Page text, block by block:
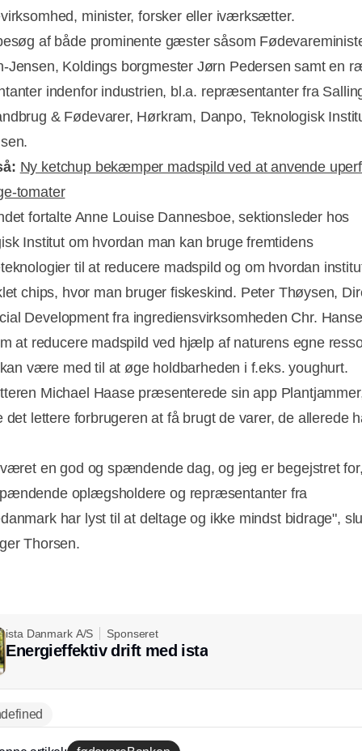
minister, forsker eller iværksætter.
af både prominente gæster såsom
Jensen, Koldings borgmester Jørn Pedersen samt en
indenfor industrien, bl.a. repræsentanter fra
& Fødevarer, Hørkram, Danpo, Teknologisk
Ny ketchup bekæmper madspild ved at anvende
tomater
fortalte Anne Louise Dannesboe, sektionsleder hos
Institut om hvordan man kan bruge fremtidens
til at reducere madspild og om hvordan
chips, hvor man bruger fiskeskind. Peter Thøysen,
Development fra ingrediensvirksomheden Chr.
at reducere madspild ved hjælp af naturens egne
være med til at øge holdbarheden i f.eks. youghurt.
Michael Haase præsenterede sin app
det lettere forbrugeren at få brugt de varer, de allerede
en god og spændende dag, og jeg er begejstret
oplægsholdere og repræsentanter fra
har lyst til at deltage og ikke mindst bidrage",
Thorsen.
ista Danmark A/S Sponseret
Energieffektiv drift med ista